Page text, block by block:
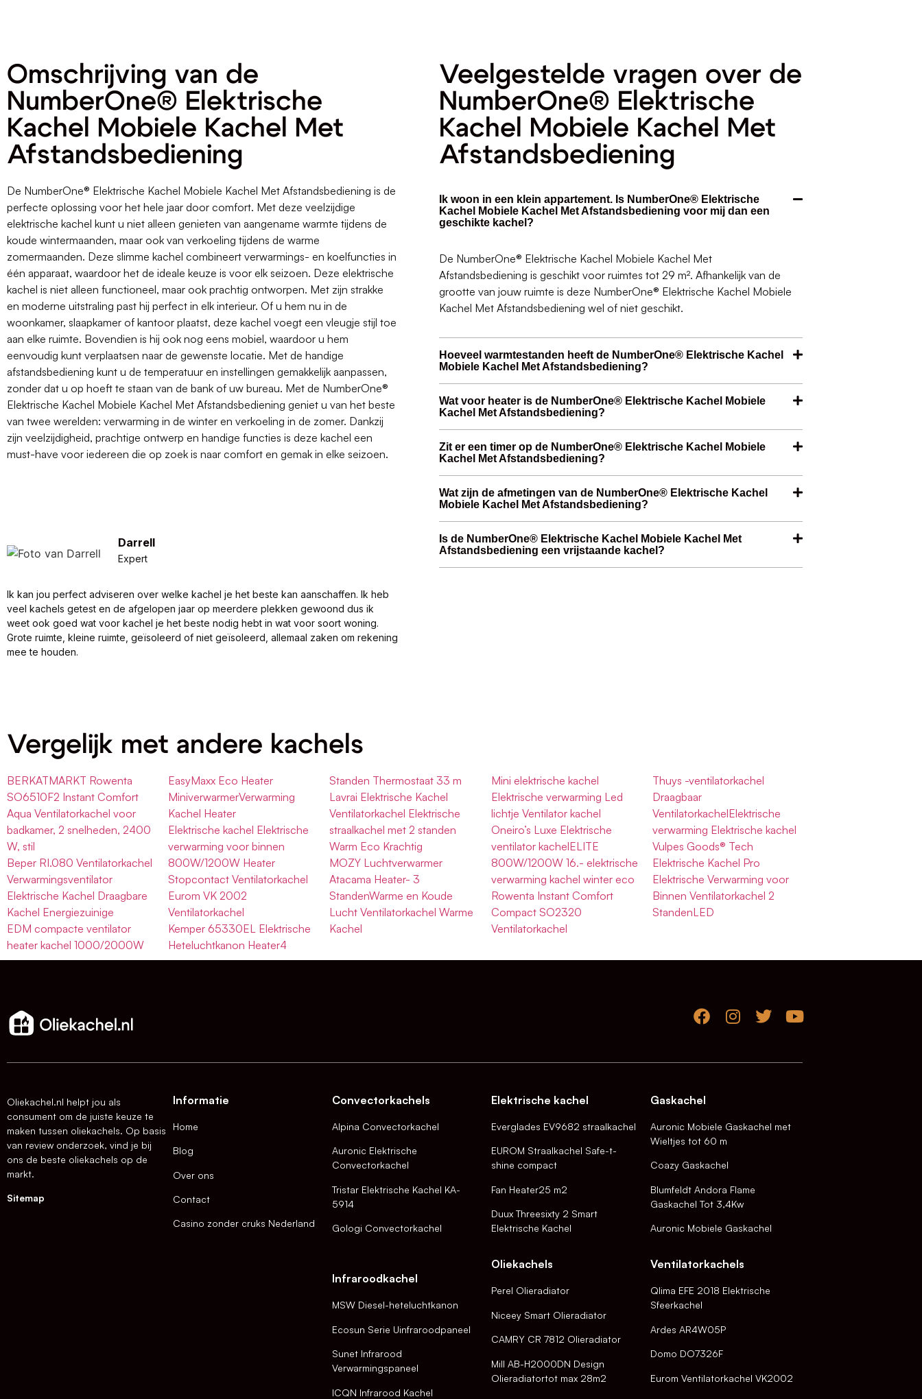
Omschrijving van de
NumberOne® Elektrische
Kachel Mobiele Kachel Met
Afstandsbediening
De NumberOne® Elektrische Kachel Mobiele Kachel Met Afstandsbediening is de
perfecte oplossing voor het hele jaar door comfort. Met deze veelzijdige
elektrische kachel kunt u niet alleen genieten van aangename warmte tijdens de
koude wintermaanden, maar ook van verkoeling tijdens de warme
zomermaanden. Deze slimme kachel combineert verwarmings- en koelfuncties in
één apparaat, waardoor het de ideale keuze is voor elk seizoen. Deze elektrische
kachel is niet alleen functioneel, maar ook prachtig ontworpen. Met zijn strakke
en moderne uitstraling past hij perfect in elk interieur. Of u hem nu in de
woonkamer, slaapkamer of kantoor plaatst, deze kachel voegt een vleugje stijl toe
aan elke ruimte. Bovendien is hij ook nog eens mobiel, waardoor u hem
eenvoudig kunt verplaatsen naar de gewenste locatie. Met de handige
afstandsbediening kunt u de temperatuur en instellingen gemakkelijk aanpassen,
zonder dat u op hoeft te staan van de bank of uw bureau. Met de NumberOne®
Elektrische Kachel Mobiele Kachel Met Afstandsbediening geniet u van het beste
van twee werelden: verwarming in de winter en verkoeling in de zomer. Dankzij
zijn veelzijdigheid, prachtige ontwerp en handige functies is deze kachel een
must-have voor iedereen die op zoek is naar comfort en gemak in elke seizoen.
Darrell
Expert
Ik kan jou perfect adviseren over welke kachel je het beste kan aanschaffen. Ik heb
veel kachels getest en de afgelopen jaar op meerdere plekken gewoond dus ik
weet ook goed wat voor kachel je het beste nodig hebt in wat voor soort woning.
Grote ruimte, kleine ruimte, geïsoleerd of niet geïsoleerd, allemaal zaken om rekening
mee te houden.
Veelgestelde vragen over de
NumberOne® Elektrische
Kachel Mobiele Kachel Met
Afstandsbediening
Ik woon in een klein appartement. Is NumberOne® Elektrische
Kachel Mobiele Kachel Met Afstandsbediening voor mij dan een
geschikte kachel?
De NumberOne® Elektrische Kachel Mobiele Kachel Met
Afstandsbediening is geschikt voor ruimtes tot 29 m². Afhankelijk van de
grootte van jouw ruimte is deze NumberOne® Elektrische Kachel Mobiele
Kachel Met Afstandsbediening wel of niet geschikt.
Hoeveel warmtestanden heeft de NumberOne® Elektrische Kachel
Mobiele Kachel Met Afstandsbediening?
Wat voor heater is de NumberOne® Elektrische Kachel Mobiele
Kachel Met Afstandsbediening?
Zit er een timer op de NumberOne® Elektrische Kachel Mobiele
Kachel Met Afstandsbediening?
Wat zijn de afmetingen van de NumberOne® Elektrische Kachel
Mobiele Kachel Met Afstandsbediening?
Is de NumberOne® Elektrische Kachel Mobiele Kachel Met
Afstandsbediening een vrijstaande kachel?
Vergelijk met andere kachels
BERKATMARKT Rowenta
SO6510F2 Instant Comfort
Aqua Ventilatorkachel voor
badkamer, 2 snelheden, 2400
W, stil
Beper RI.080 Ventilatorkachel
Verwarmingsventilator
Elektrische Kachel Draagbare
Kachel Energiezuinige
EDM compacte ventilator
heater kachel 1000/2000W
EasyMaxx Eco Heater
MiniverwarmerVerwarming
Kachel Heater
Elektrische kachel Elektrische
verwarming voor binnen
800W/1200W Heater
Stopcontact Ventilatorkachel
Eurom VK 2002
Ventilatorkachel
Kemper 65330EL Elektrische
Heteluchtkanon Heater4
Standen Thermostaat 33 m
Lavrai Elektrische Kachel
Ventilatorkachel Elektrische
straalkachel met 2 standen
Warm Eco Krachtig
MOZY Luchtverwarmer
Atacama Heater- 3
StandenWarme en Koude
Lucht Ventilatorkachel Warme
Kachel
Mini elektrische kachel
Elektrische verwarming Led
lichtje Ventilator kachel
Oneiro’s Luxe Elektrische
ventilator kachelELITE
800W/1200W 16.- elektrische
verwarming kachel winter eco
Rowenta Instant Comfort
Compact SO2320
Ventilatorkachel
Thuys -ventilatorkachel
Draagbaar
VentilatorkachelElektrische
verwarming Elektrische kachel
Vulpes Goods® Tech
Elektrische Kachel Pro
Elektrische Verwarming voor
Binnen Ventilatorkachel 2
StandenLED
Oliekachel.nl helpt jou als
consument om de juiste keuze te
maken tussen oliekachels. Op basis
van review onderzoek, vind je bij
ons de beste oliekachels op de
markt.
Sitemap
Informatie
Home
Blog
Over ons
Contact
Casino zonder cruks Nederland
Convectorkachels
Alpina Convectorkachel
Auronic Elektrische
Convectorkachel
Tristar Elektrische Kachel KA-
5914
Gologi Convectorkachel
Infraroodkachel
MSW Diesel-heteluchtkanon
Ecosun Serie Uinfraroodpaneel
Sunet Infrarood
Verwarmingspaneel
ICQN Infrarood Kachel
Elektrische kachel
Everglades EV9682 straalkachel
EUROM Straalkachel Safe-t-
shine compact
Fan Heater25 m2
Duux Threesixty 2 Smart
Elektrische Kachel
Oliekachels
Perel Olieradiator
Niceey Smart Olieradiator
CAMRY CR 7812 Olieradiator
Mill AB-H2000DN Design
Olieradiatortot max 28m2
Gaskachel
Auronic Mobiele Gaskachel met
Wieltjes tot 60 m
Coazy Gaskachel
Blumfeldt Andora Flame
Gaskachel Tot 3,4Kw
Auronic Mobiele Gaskachel
Ventilatorkachels
Qlima EFE 2018 Elektrische
Sfeerkachel
Ardes AR4W05P
Domo DO7326F
Eurom Ventilatorkachel VK2002